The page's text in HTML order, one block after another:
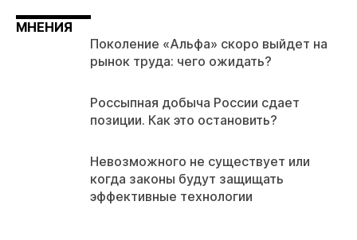
МНЕНИЯ
Поколение «Альфа» скоро выйдет на
рынок труда: чего ожидать?
Россыпная добыча России сдает
позиции. Как это остановить?
Невозможного не существует или
когда законы будут защищать
эффективные технологии